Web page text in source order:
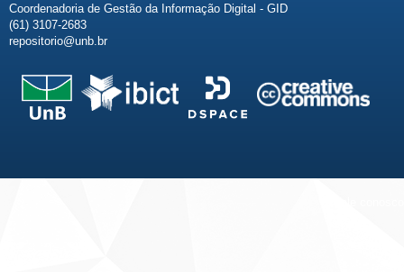
Coordenadoria de Gestão da Informação Digital - GID
(61) 3107-2683
repositorio@unb.br